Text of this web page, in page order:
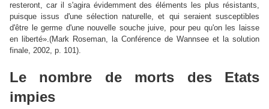
resteront, car il s'agira évidemment des éléments les plus résistants,
puisque issus d'une sélection naturelle, et qui seraient susceptibles
d'être le germe d'une nouvelle souche juive, pour peu qu'on les laisse
en liberté».(Mark Roseman, la Conférence de Wannsee et la solution
finale, 2002, p. 101).
Le nombre de morts des Etats
impies